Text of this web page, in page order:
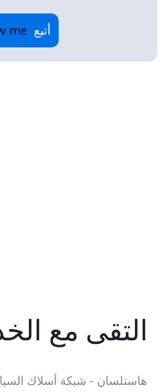
أتبع
التقى مع
هاستلسان - شبكة أسلاك